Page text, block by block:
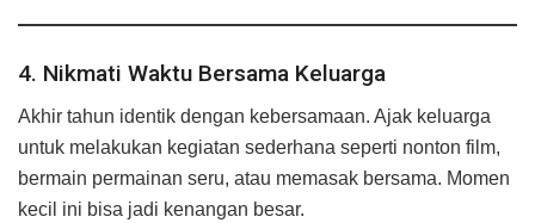
4. Nikmati Waktu Bersama Keluarga
Akhir tahun identik dengan kebersamaan. Ajak keluarga
untuk melakukan kegiatan sederhana seperti nonton film,
bermain permainan seru, atau memasak bersama. Momen
kecil ini bisa jadi kenangan besar.